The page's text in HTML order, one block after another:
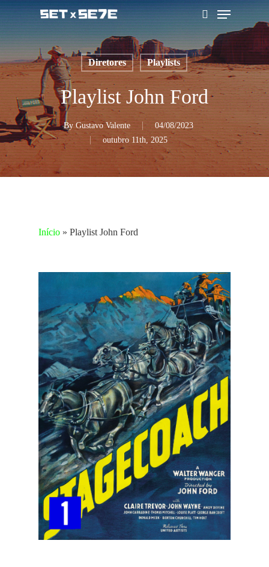
main
content
pesquisar
Menu
Diretores Playlists
Playlist John Ford
By Gustavo Valente
04/08/2023
outubro 11th, 2025
Início » Playlist John Ford